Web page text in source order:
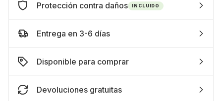
Protección contra daños INCLUIDO
Entrega en 3-6 días
Disponible para comprar
Devoluciones gratuitas